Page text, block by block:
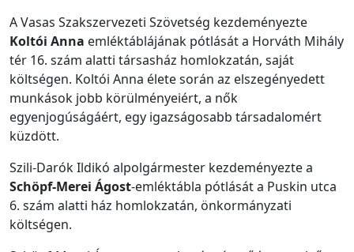
A Vasas Szakszervezeti Szövetség kezdeményezte
Koltói Anna emléktáblájának pótlását a Horváth Mihály
tér 16. szám alatti társasház homlokzatán, saját
költségen. Koltói Anna élete során az elszegényedett
munkások jobb körülményeiért, a nők
egyenjogúságáért, egy igazságosabb társadalomért
küzdött.
Szili-Darók Ildikó alpolgármester kezdeményezte a
Schöpf-Merei Ágost-emléktábla pótlását a Puskin utca
6. szám alatti ház homlokzatán, önkormányzati
költségen.